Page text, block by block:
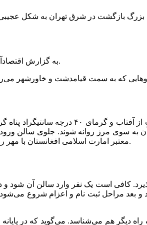
بزرگ بازگشت در شرق تهران به شکل
به گزارش اقتصادآنلاین به نقل از همشهری،محدوده گردنه تنباکویی در جاده وسیع امام رضا پر از تعمیرگاه‌های خودرو، گاراژهای کامیون و انبار است.
عده ای در سایه باریک چند
سوی مرز روانه شوند. جلوی سالن ورودی
معتبر امارت اسلامی افغانستان با مهر روادید تا اسفند ۱۴۰۴ دارد. در این ۳۰ سالی که در ایران زندگی کرده هم همیشه مدارکش را به روز نگه داشته و خیالش راحت است.
کافی است یک نفر وارد سالن آن
بعد مراحل ثبت نام و اعزام شروع